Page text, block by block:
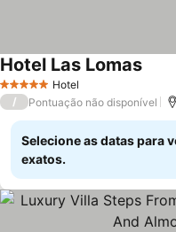
5 Estrelas Hotel
Hotel Las LomasVer
/ Pontuação não disponível
Selecione as datas para
exatos.